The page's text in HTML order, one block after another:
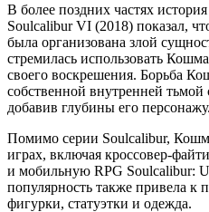
В более поздних частях
Soulcalibur VI (2018) показал,
была организована злой
стремилась использовать
своего воскрешения. Борьба
собственной внутренней тьмой
добавив глубины его персонажу.
Помимо серии Soulcalibur,
играх, включая кроссовер-
и мобильную RPG Soulcalibur:
популярность также привела к
фигурки, статуэтки и одежда.